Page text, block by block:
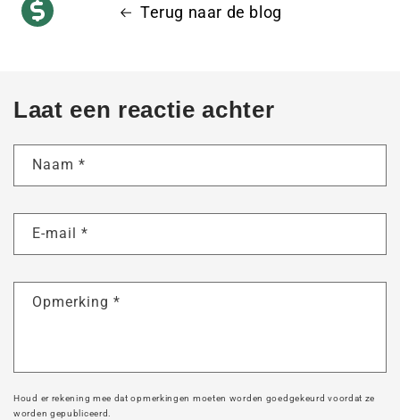
Terug naar de blog
Laat een reactie achter
Naam *
E-mail *
Opmerking *
Houd er rekening mee dat opmerkingen moeten worden goedgekeurd voordat ze
worden gepubliceerd.